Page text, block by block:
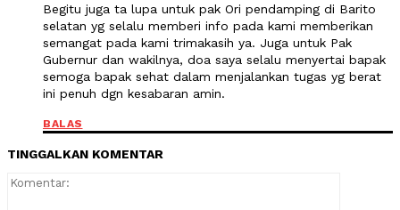
Begitu juga ta lupa untuk pak Ori pendamping di Barito
selatan yg selalu memberi info pada kami memberikan
semangat pada kami trimakasih ya. Juga untuk Pak
Gubernur dan wakilnya, doa saya selalu menyertai bapak
semoga bapak sehat dalam menjalankan tugas yg berat
ini penuh dgn kesabaran amin.
BALAS
TINGGALKAN KOMENTAR